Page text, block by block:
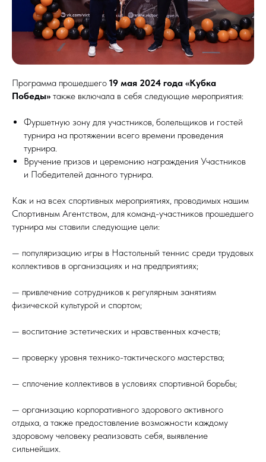
Программа прошедшего 19 мая 2024 года «Кубка
Победы» также включала в себя следующие мероприятия:
Фуршетную зону для участников, болельщиков и гостей
турнира на протяжении всего времени проведения
турнира.
Вручение призов и церемонию награждения Участников
и Победителей данного турнира.
Как и на всех спортивных мероприятиях, проводимых нашим
Спортивным Агентством, для команд-участников прошедшего
турнира мы ставили следующие цели:
— популяризацию игры в Настольный теннис среди трудовых
коллективов в организациях и на предприятиях;
— привлечение сотрудников к регулярным занятиям
физической культурой и спортом;
— воспитание эстетических и нравственных качеств;
— проверку уровня технико-тактического мастерства;
— сплочение коллективов в условиях спортивной борьбы;
— организацию корпоративного здорового активного
отдыха, а также предоставление возможности каждому
здоровому человеку реализовать себя, выявление
сильнейших.